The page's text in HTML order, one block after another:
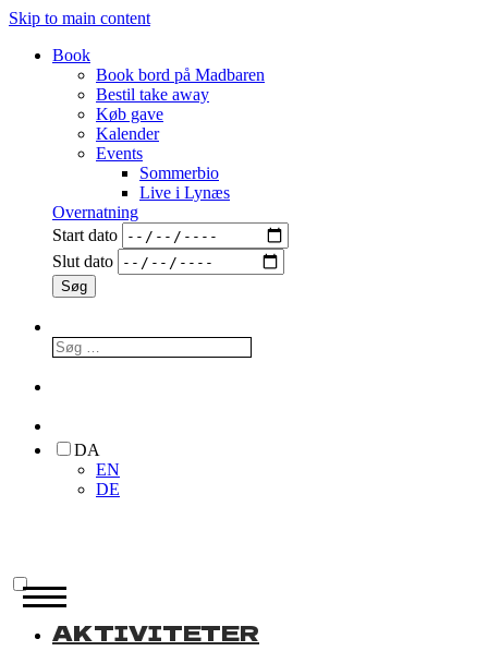
Skip to main content
Book
Book bord på Madbaren
Bestil take away
Køb gave
Kalender
Events
Sommerbio
Live i Lynæs
Overnatning
Start dato
Slut dato
DA
EN
DE
AKTIVITETER